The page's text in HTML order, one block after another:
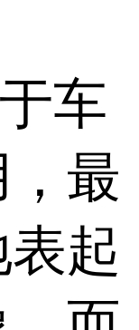
车
最
起